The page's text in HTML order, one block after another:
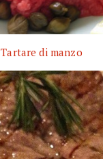
Tartare di manzo